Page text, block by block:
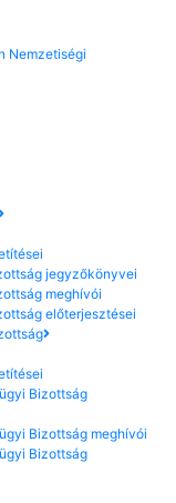
Nemzetiségi
jegyzőkönyvei
meghívói
előterjesztései
Bizottság
Bizottság meghívói
Bizottság